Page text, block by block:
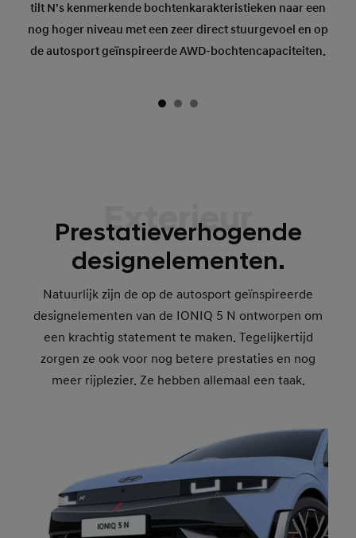
tilt N’s kenmerkende bochtenkarakteristieken naar een
nog hoger niveau met een zeer direct stuurgevoel en op
de autosport geïnspireerde AWD-bochtencapaciteiten.
Exterieur
Prestatieverhogende
designelementen.
Natuurlijk zijn de op de autosport geïnspireerde
designelementen van de IONIQ 5 N ontworpen om
een krachtig statement te maken. Tegelijkertijd
zorgen ze ook voor nog betere prestaties en nog
meer rijplezier. Ze hebben allemaal een taak.